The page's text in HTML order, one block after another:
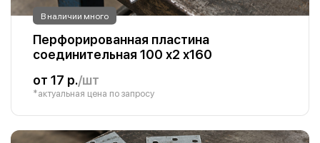
В наличии много
Перфорированная пластина
соединительная 100 х2 х160
от 17 р./шт
*актуальная цена по запросу